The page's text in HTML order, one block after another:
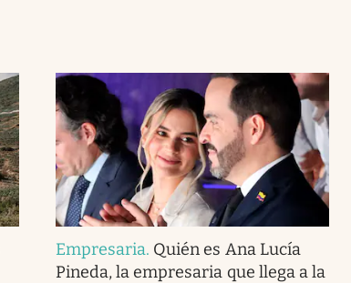
Empresaria. Quién es Ana Lucía
Pineda, la empresaria que llega a la